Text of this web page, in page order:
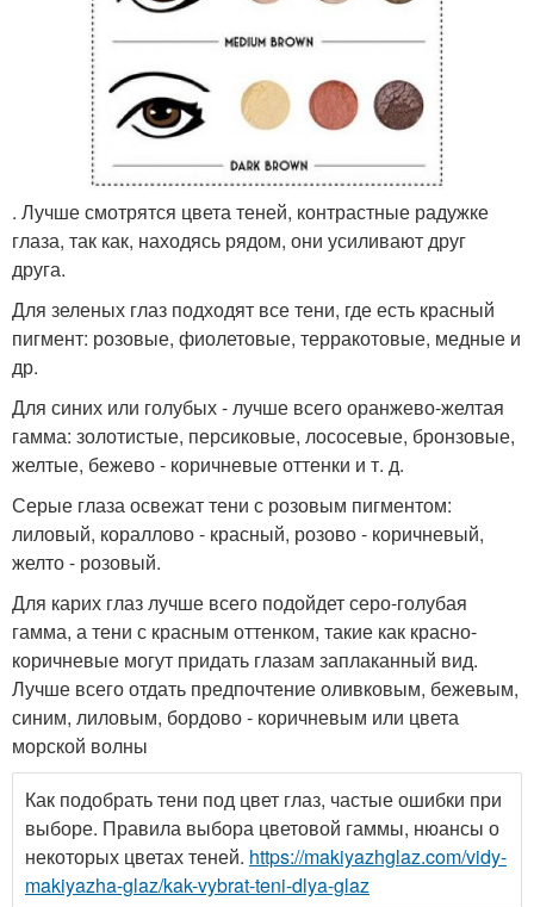
. Лучше смотрятся цвета теней, контрастные радужке
глаза, так как, находясь рядом, они усиливают друг
друга.
Для зеленых глаз подходят все тени, где есть красный
пигмент: розовые, фиолетовые, терракотовые, медные и
др.
Для синих или голубых - лучше всего оранжево-желтая
гамма: золотистые, персиковые, лососевые, бронзовые,
желтые, бежево - коричневые оттенки и т. д.
Серые глаза освежат тени с розовым пигментом:
лиловый, кораллово - красный, розово - коричневый,
желто - розовый.
Для карих глаз лучше всего подойдет серо-голубая
гамма, а тени с красным оттенком, такие как красно-
коричневые могут придать глазам заплаканный вид.
Лучше всего отдать предпочтение оливковым, бежевым,
синим, лиловым, бордово - коричневым или цвета
морской волны
Как подобрать тени под цвет глаз, частые ошибки при
выборе. Правила выбора цветовой гаммы, нюансы о
некоторых цветах теней. https://makiyazhglaz.com/vidy-
makiyazha-glaz/kak-vybrat-teni-dlya-glaz